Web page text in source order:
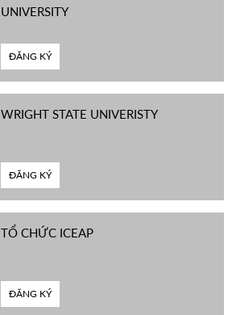
UNIVERSITY
ĐĂNG KÝ
WRIGHT STATE UNIVERISTY
ĐĂNG KÝ
TỔ CHỨC ICEAP
ĐĂNG KÝ